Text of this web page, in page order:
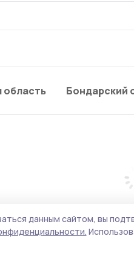
область Бондарский
данным сайтом, вы